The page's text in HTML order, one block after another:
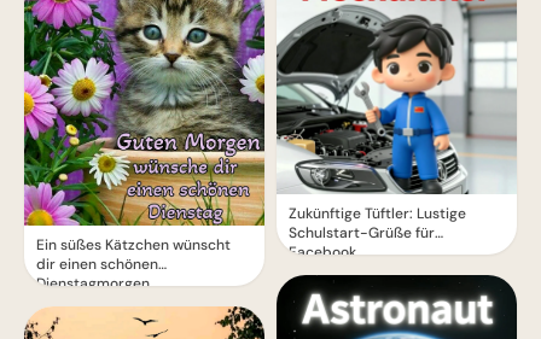
Ein süßes Kätzchen wünscht
dir einen schönen
Dienstagmorgen
Zukünftige Tüftler: Lustige
Schulstart-Grüße für
Facebook